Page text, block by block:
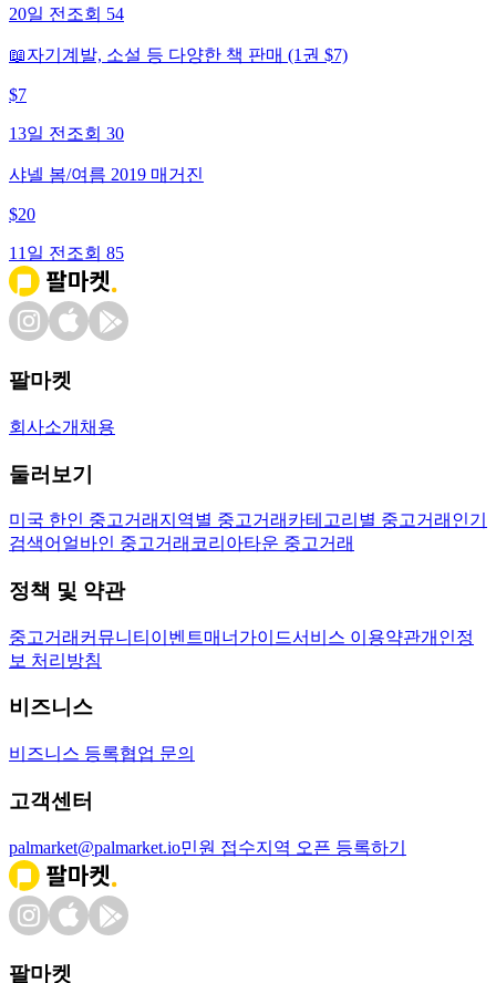
20일 전 조회 54
📖자기계발, 소설 등 다양한 책 판매 (1권 $7)
$7
13일 전 조회 30
샤넬 봄/여름 2019 매거진
$20
11일 전 조회 85
팔마켓
회사소개 채용
둘러보기
미국 한인 중고거래 지역별 중고거래 카테고리별 중고거래 인기
검색어 얼바인 중고거래 코리아타운 중고거래
정책 및 약관
중고거래 커뮤니티 이벤트매너가이드서비스 이용약관개인정
보 처리방침
비즈니스
비즈니스 등록협업 문의
고객센터
palmarket@palmarket.io민원 접수지역 오픈 등록하기
팔마켓